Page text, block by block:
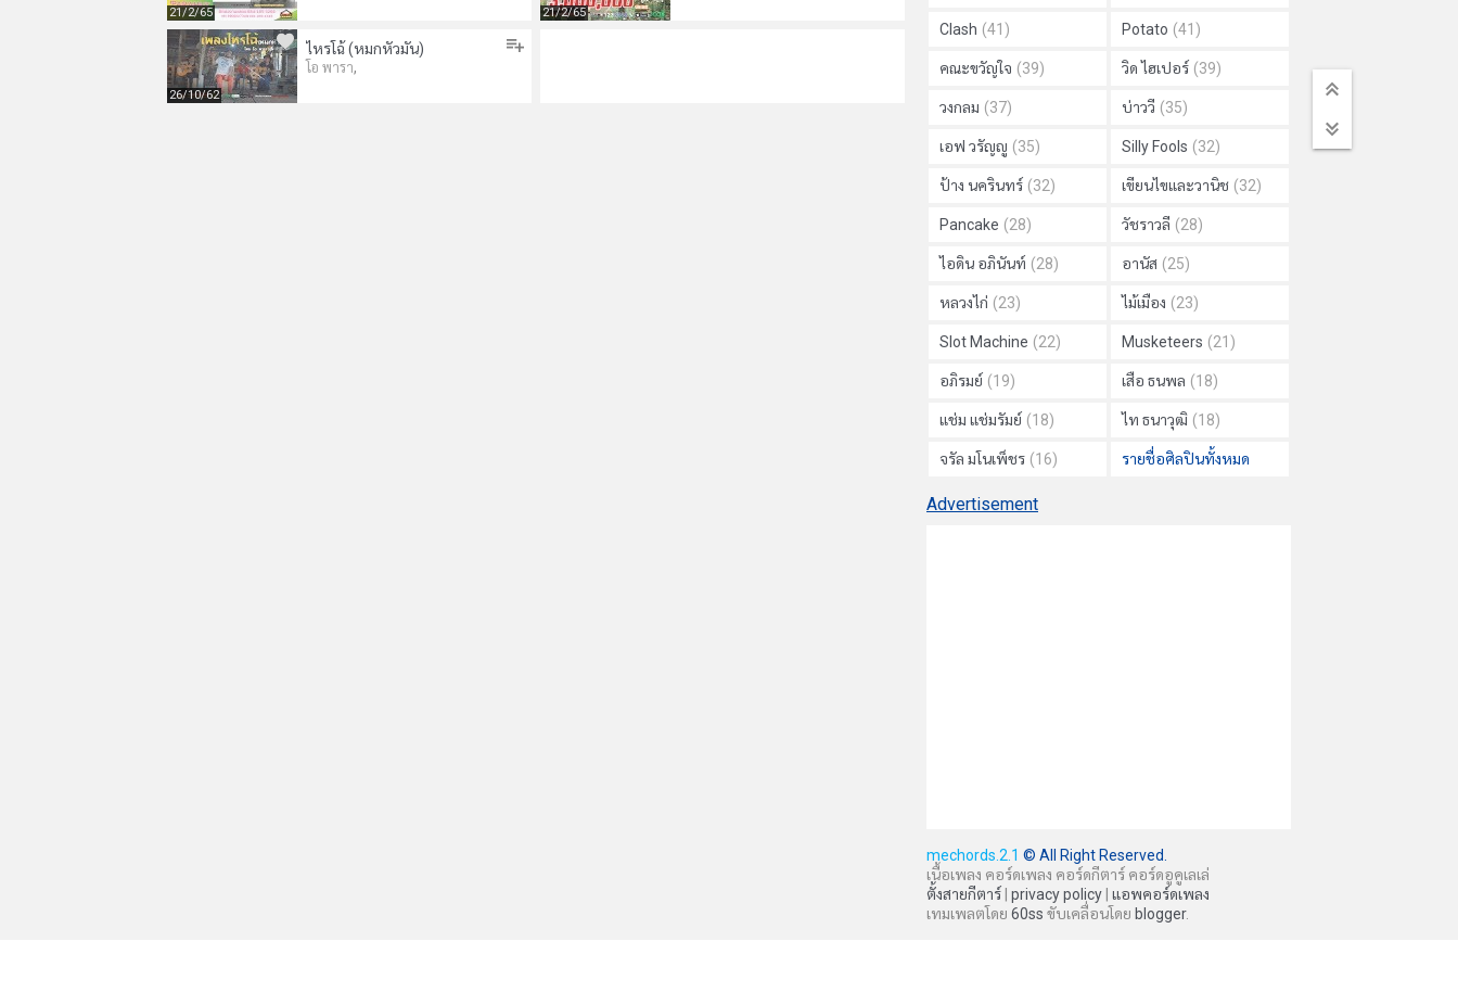
21/2/65 21/2/65
ไหรโฉ้ (หมกหัวมัน)
โอ พารา,
26/10/62
Clash (41) Potato (41)
คณะขวัญใจ (39) วิด ไฮเปอร์ (39)
วงกลม (37) บ่าววี (35)
เอฟ วรัญญู (35) Silly Fools (32)
ป้าง นครินทร์ (32) เขียนไขและวานิช (32)
Pancake (28) วัชราวลี (28)
ไอดิน อภินันท์ (28) อานัส (25)
หลวงไก่ (23) ไม้เมือง (23)
Slot Machine (22) Musketeers (21)
อภิรมย์ (19) เสือ ธนพล (18)
แช่ม แช่มรัมย์ (18) ไท ธนาวุฒิ (18)
จรัล มโนเพ็ชร (16) รายชื่อศิลปินทั้งหมด
Advertisement
mechords.2.1 © All Right Reserved.
เนื้อเพลง คอร์ดเพลง คอร์ดกีตาร์ คอร์ดอูคูเลเล่
ตั้งสายกีตาร์ privacy policy แอพคอร์ดเพลง
เทมเพลตโดย 60ss ขับเคลื่อนโดย blogger.